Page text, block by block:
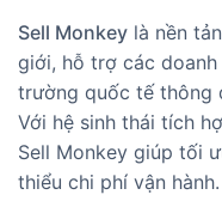
Sell Monkey là nền
giới, hỗ trợ các
trường quốc tế thông
Với hệ sinh thái tích
Sell Monkey giúp tối
thiểu chi phí vận hành.​